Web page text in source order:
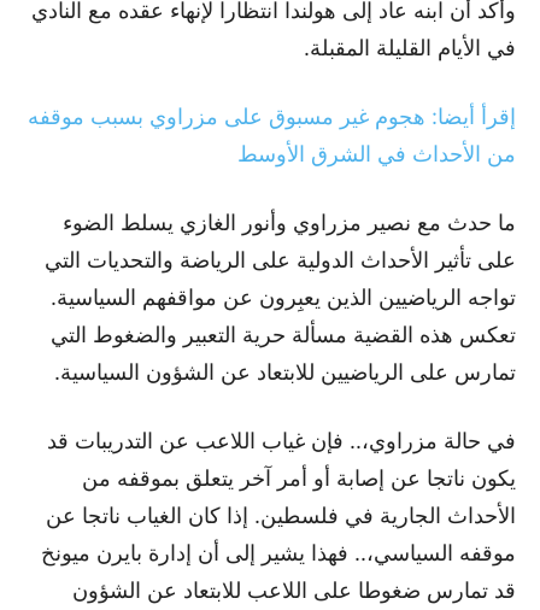
وأكد أن ابنه عاد إلى هولندا انتظارا لإنهاء عقده مع النادي
في الأيام القليلة المقبلة.
إقرأ أيضا: هجوم غير مسبوق على مزراوي بسبب موقفه
من الأحداث في الشرق الأوسط
ما حدث مع نصير مزراوي وأنور الغازي يسلط الضوء
على تأثير الأحداث الدولية على الرياضة والتحديات التي
تواجه الرياضيين الذين يعبِرون عن مواقفهم السياسية.
تعكس هذه القضية مسألة حرية التعبير والضغوط التي
تمارس على الرياضيين للابتعاد عن الشؤون السياسية.
في حالة مزراوي،.. فإن غياب اللاعب عن التدريبات قد
يكون ناتجا عن إصابة أو أمر آخر يتعلق بموقفه من
الأحداث الجارية في فلسطين. إذا كان الغياب ناتجا عن
موقفه السياسي،.. فهذا يشير إلى أن إدارة بايرن ميونخ
قد تمارس ضغوطا على اللاعب للابتعاد عن الشؤون